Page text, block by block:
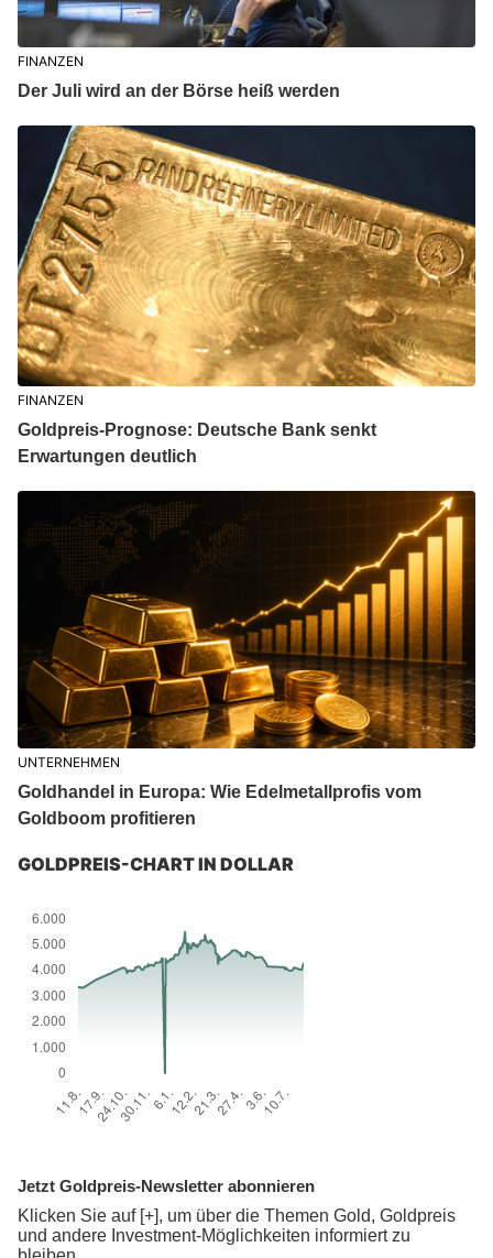
FINANZEN
Der Juli wird an der Börse heiß werden
FINANZEN
Goldpreis-Prognose: Deutsche Bank senkt
Erwartungen deutlich
UNTERNEHMEN
Goldhandel in Europa: Wie Edelmetallprofis vom
Goldboom profitieren
GOLDPREIS-CHART IN DOLLAR
Jetzt Goldpreis-Newsletter abonnieren
Klicken Sie auf [+], um über die Themen Gold, Goldpreis
und andere Investment-Möglichkeiten informiert zu